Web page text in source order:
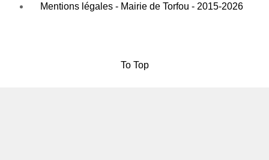
Mentions légales - Mairie de Torfou - 2015-2026
To Top